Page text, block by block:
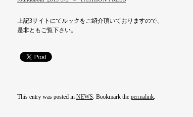
上記3サイトにてルックをご紹介頂いておりますので、
是非ともご覧下さい。
This entry was posted in NEWS . Bookmark the permalink